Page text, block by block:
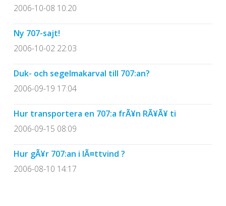
2006-10-08 10:20
Ny 707-sajt!
2006-10-02 22:03
Duk- och segelmakarval till 707:an?
2006-09-19 17:04
Hur transportera en 707:a frÃ¥n RÃ¥Ã¥ ti
2006-09-15 08:09
Hur gÃ¥r 707:an i lÃ¤ttvind ?
2006-08-10 14:17